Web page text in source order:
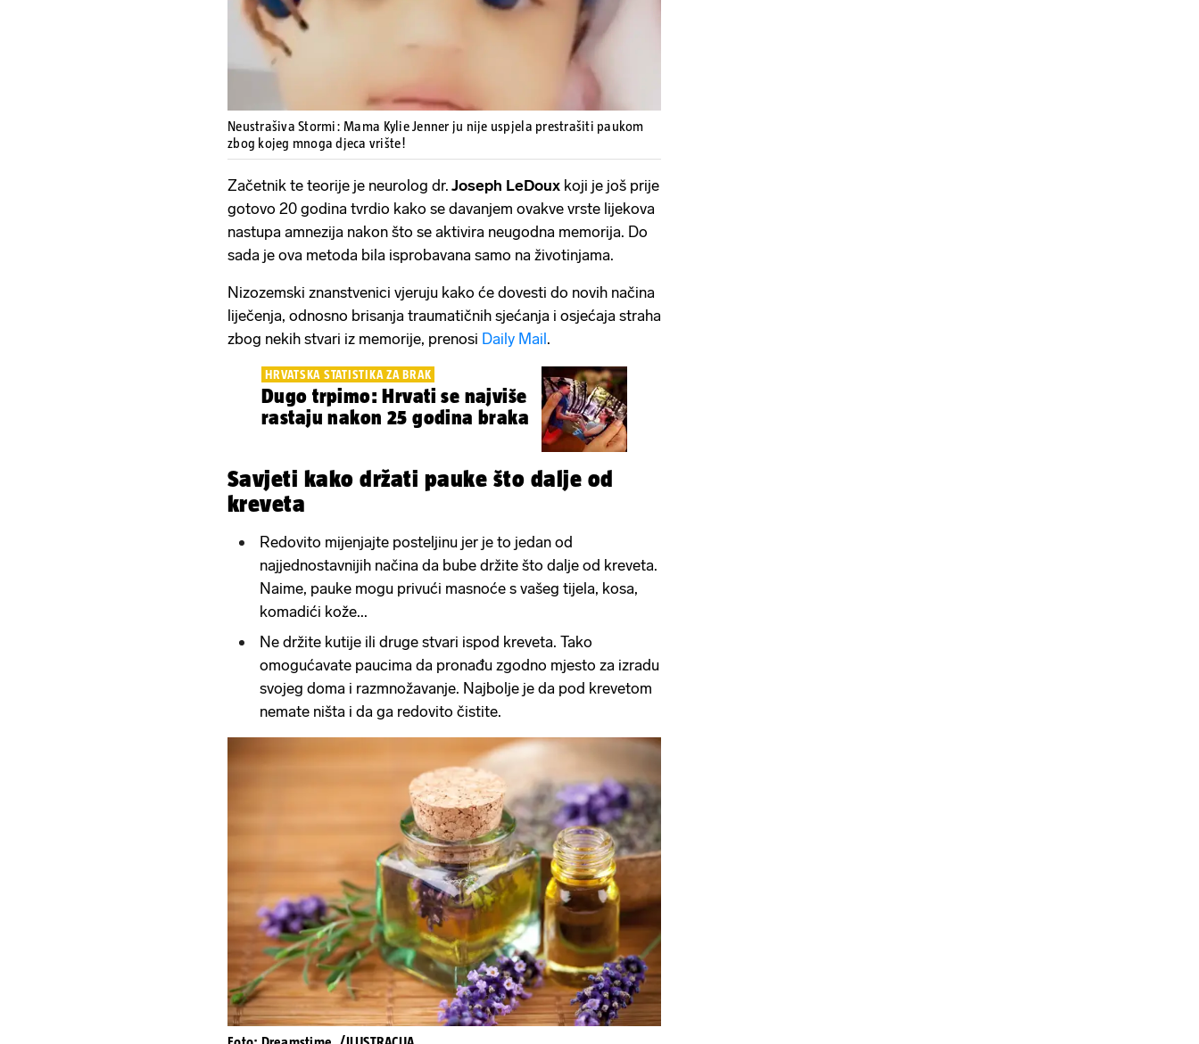
Neustrašiva Stormi: Mama Kylie Jenner ju nije uspjela prestrašiti paukom
zbog kojeg mnoga djeca vrište!
Začetnik te teorije je neurolog dr. Joseph LeDoux koji je još prije
gotovo 20 godina tvrdio kako se davanjem ovakve vrste lijekova
nastupa amnezija nakon što se aktivira neugodna memorija. Do
sada je ova metoda bila isprobavana samo na životinjama.
Nizozemski znanstvenici vjeruju kako će dovesti do novih načina
liječenja, odnosno brisanja traumatičnih sjećanja i osjećaja straha
zbog nekih stvari iz memorije, prenosi Daily Mail.
HRVATSKA STATISTIKA ZA BRAK
Dugo trpimo: Hrvati se najviše
rastaju nakon 25 godina braka
Savjeti kako držati pauke što dalje od
kreveta
Redovito mijenjajte posteljinu jer je to jedan od
najjednostavnijih načina da bube držite što dalje od kreveta.
Naime, pauke mogu privući masnoće s vašeg tijela, kosa,
komadići kože...
Ne držite kutije ili druge stvari ispod kreveta. Tako
omogućavate paucima da pronađu zgodno mjesto za izradu
svojeg doma i razmnožavanje. Najbolje je da pod krevetom
nemate ništa i da ga redovito čistite.